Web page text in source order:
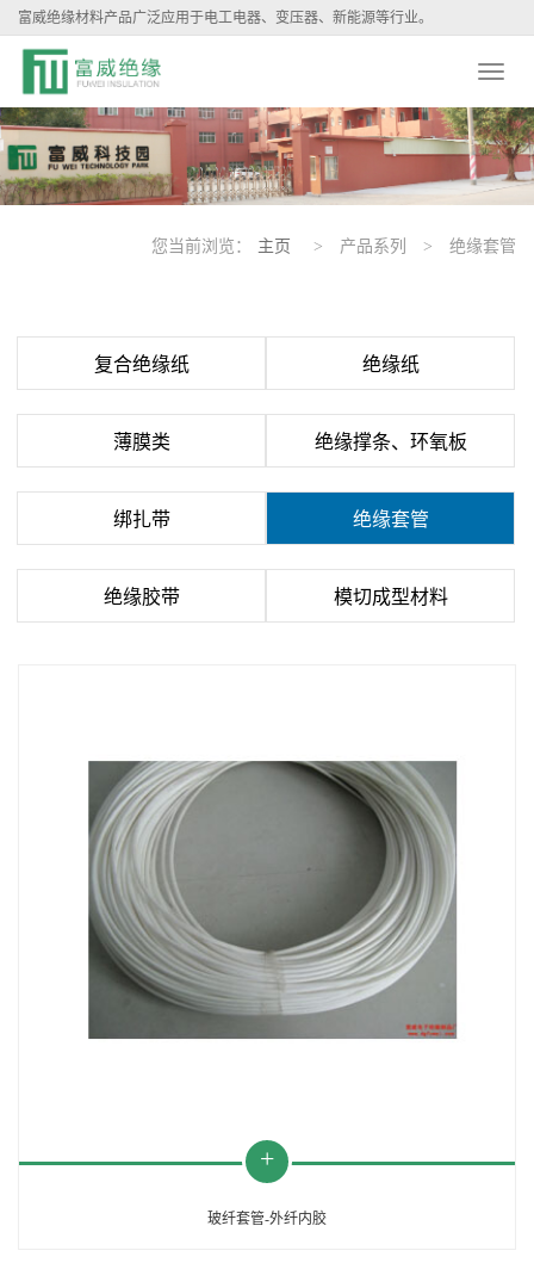
富威绝缘材料产品广泛应用于电工电器、变压器、新能源等行业。
您当前浏览： 主页 > 产品系列 > 绝缘套管
复合绝缘纸 绝缘纸
薄膜类 绝缘撑条、环氧板
绑扎带 绝缘套管
绝缘胶带 模切成型材料
玻纤套管-外纤内胶